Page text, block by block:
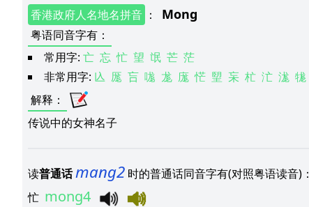
香港政府人名地名拼音 ： Mong
粤语同音字有 ：
常用字: 亡 忘 忙 望 氓 芒 茫
非常用字: 兦 厖 吂 哤 尨 庬 恾 朢 杗 杧 汒 浝 牻
解释 ：
传说中的女神名子
读普通话mang2 时的普通话同音字有(对照粤语读音)：
忙 mong4